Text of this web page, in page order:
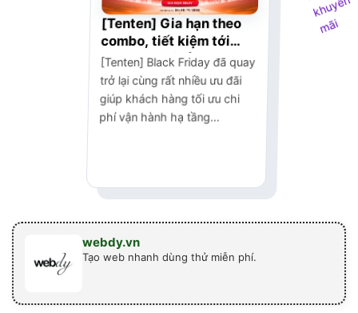
[Tenten] Gia hạn theo
combo, tiết kiệm tới
20% chi phí sử dụng
hosting, tên miền
[Tenten] Black Friday đã quay
trở lại cùng rất nhiều ưu đãi
giúp khách hàng tối ưu chi
phí vận hành hạ tầng…
webdy.vn
Tạo web nhanh dùng thử miễn phí.